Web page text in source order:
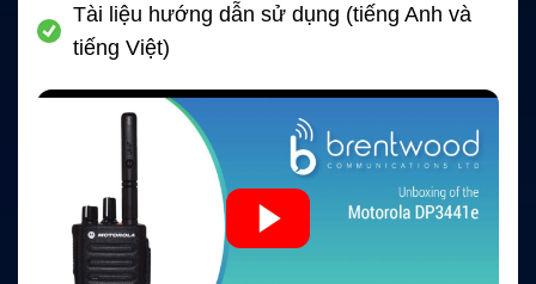
Tài liệu hướng dẫn sử dụng (tiếng Anh và
tiếng Việt)